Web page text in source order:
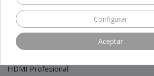
Receptores LINUX / IPTV / ANDROID
Receptores Satélite - HDTV - 4K
Rebajas / Outlet / Ofertas
HDMI Profesional
Configurar
Aceptar